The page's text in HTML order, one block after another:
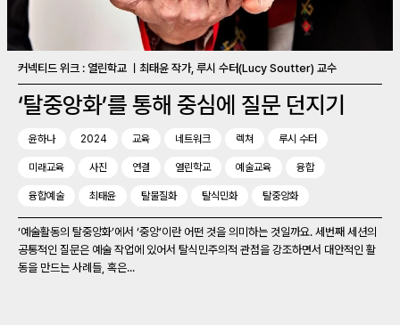
커넥티드 위크 : 열린학교 ㅣ최태윤 작가, 루시 수터(Lucy Soutter) 교수
‘탈중앙화’를 통해 중심에 질문 던지기
윤하나 2024 교육 네트워크 렉쳐 루시 수터
미래교육 사진 연결 열린학교 예술교육 융합
융합예술 최태윤 탈물질화 탈식민화 탈중앙화
‘예술활동의 탈중앙화’에서 ‘중앙’이란 어떤 것을 의미하는 것일까요. 세번째 세션의
공통적인 질문은 예술 작업에 있어서 탈식민주의적 관점을 강조하면서 대안적인 활
동을 만드는 사례들, 혹은...